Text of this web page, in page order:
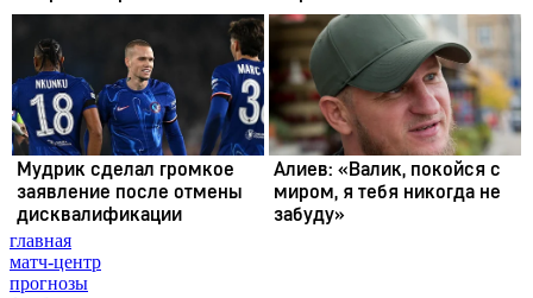
главная
матч-центр
прогнозы